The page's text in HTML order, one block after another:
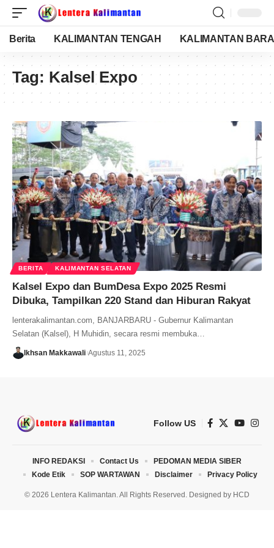
Berita KALIMANTAN TENGAH KALIMANTAN
Tag: Kalsel Expo
BERITA KALIMANTAN SELATAN
Kalsel Expo dan BumDesa Expo 2025 Resmi
Dibuka, Tampilkan 220 Stand dan Hiburan Rakyat
lenterakalimantan.com, BANJARBARU - Gubernur Kalimantan
Selatan (Kalsel), H Muhidin, secara resmi membuka…
Ikhsan Makkawali Agustus 11, 2025
Follow US
© 2026 Lentera Kalimantan. All Rights Reserved. Designed by HCD
INFO REDAKSI Contact Us
PEDOMAN MEDIA SIBER
Kode Etik
SOP WARTAWAN Disclaimer Privacy Policy